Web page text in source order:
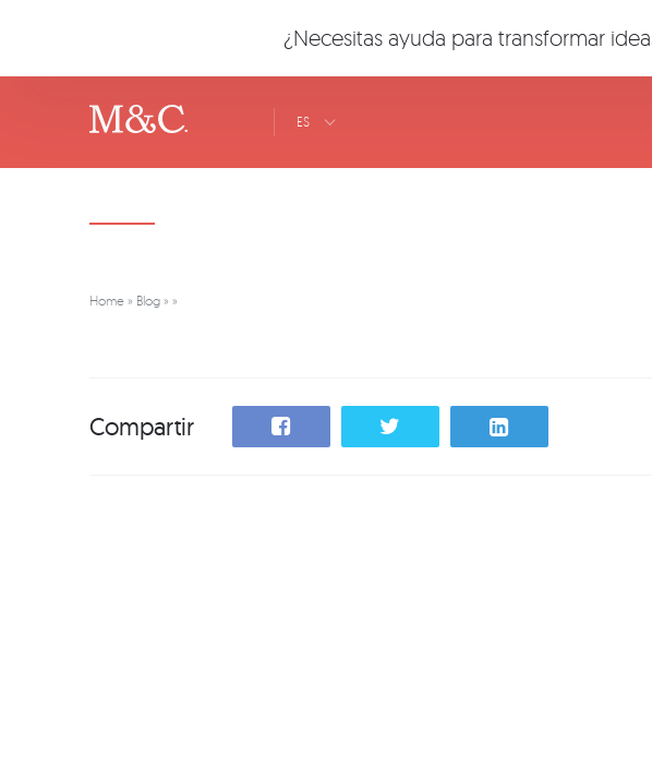
ES
Home » Blog » »
Compartir
¿Necesitas ayuda para transformar